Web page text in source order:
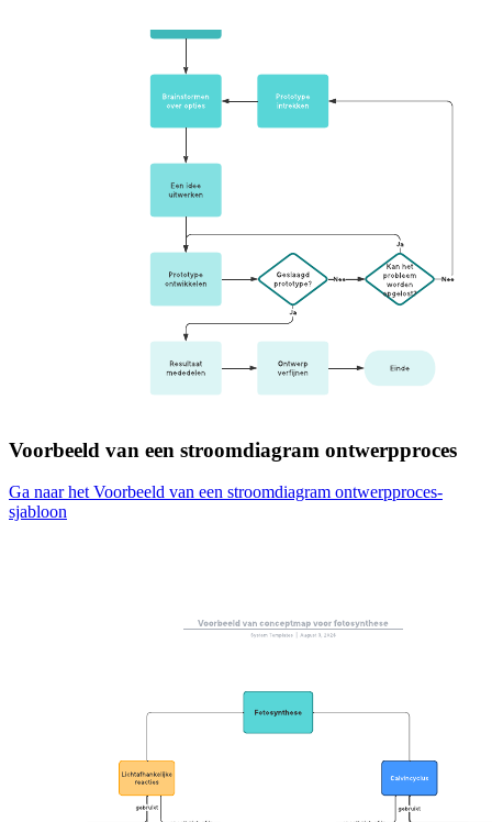
Voorbeeld van een stroomdiagram ontwerpproces
Ga naar het Voorbeeld van een stroomdiagram ontwerpproces-
sjabloon